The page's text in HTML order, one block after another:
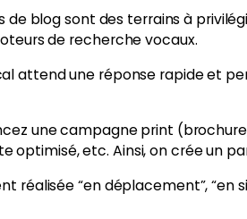
de blog sont des terrains à
de recherche vocaux.
attend une réponse rapide et
une campagne print
optimisé, etc. Ainsi, on crée un
réalisée “en déplacement”, “en